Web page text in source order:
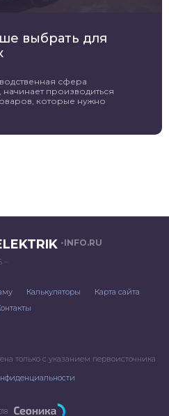
выбрать для
сфера
производиться
которые нужно
-INFO.RU
–
Калькуляторы
Карта сайта
только с указанием первоисточника